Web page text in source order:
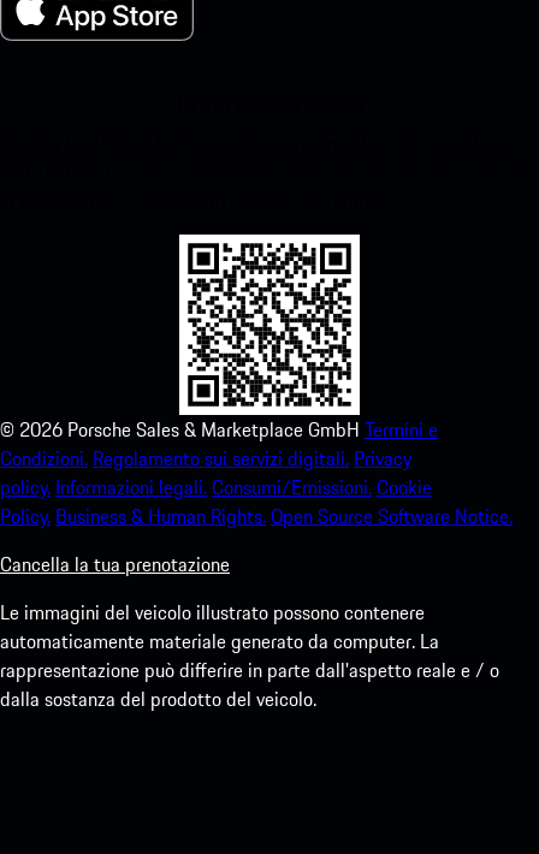
© 2026 Porsche Sales & Marketplace GmbH Termini e
Condizioni. Regolamento sui servizi digitali. Privacy
policy. Informazioni legali.Consumi/Emissioni.Cookie
Policy. Business & Human Rights.Open Source Software Notice.
Cancella la tua prenotazione
Le immagini del veicolo illustrato possono contenere
automaticamente materiale generato da computer. La
rappresentazione può differire in parte dall'aspetto reale e / o
dalla sostanza del prodotto del veicolo.